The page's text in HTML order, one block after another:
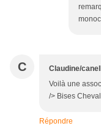
C Claudine/
Voilà une
/> Bises
Répondre